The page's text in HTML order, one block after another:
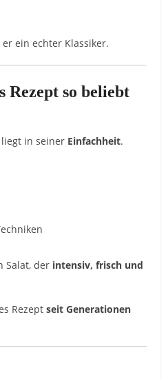
ereinechter Klassiker.
Rezeptsobeliebt
liegt inseiner Einfachheit.
Salat,der intensiv,frisch und
RezeptseitGenerationen